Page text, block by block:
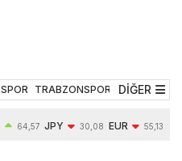
SPOR TRABZONSPOR TEKNOLOJİ
DİĞER
64,57 JPY 30,08 EUR 55,13